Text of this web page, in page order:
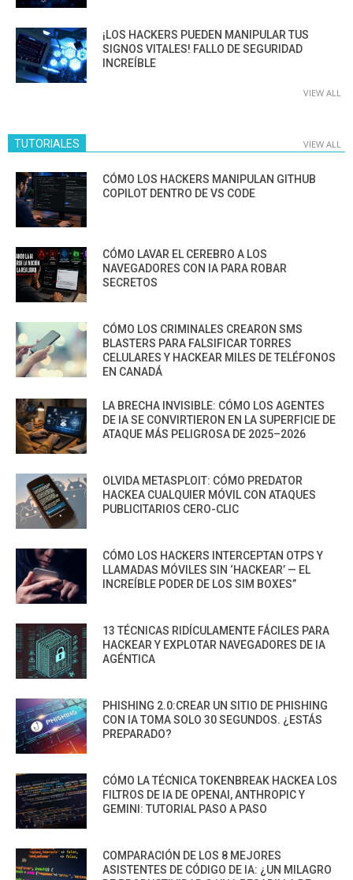
¡LOS HACKERS PUEDEN MANIPULAR TUS
SIGNOS VITALES! FALLO DE SEGURIDAD
INCREÍBLE
VIEW ALL
TUTORIALES VIEW ALL
CÓMO LOS HACKERS MANIPULAN GITHUB
COPILOT DENTRO DE VS CODE
CÓMO LAVAR EL CEREBRO A LOS
NAVEGADORES CON IA PARA ROBAR
SECRETOS
CÓMO LOS CRIMINALES CREARON SMS
BLASTERS PARA FALSIFICAR TORRES
CELULARES Y HACKEAR MILES DE TELÉFONOS
EN CANADÁ
LA BRECHA INVISIBLE: CÓMO LOS AGENTES
DE IA SE CONVIRTIERON EN LA SUPERFICIE DE
ATAQUE MÁS PELIGROSA DE 2025–2026
OLVIDA METASPLOIT: CÓMO PREDATOR
HACKEA CUALQUIER MÓVIL CON ATAQUES
PUBLICITARIOS CERO-CLIC
CÓMO LOS HACKERS INTERCEPTAN OTPS Y
LLAMADAS MÓVILES SIN ‘HACKEAR’ — EL
INCREÍBLE PODER DE LOS SIM BOXES”
13 TÉCNICAS RIDÍCULAMENTE FÁCILES PARA
HACKEAR Y EXPLOTAR NAVEGADORES DE IA
AGÉNTICA
PHISHING 2.0:CREAR UN SITIO DE PHISHING
CON IA TOMA SOLO 30 SEGUNDOS. ¿ESTÁS
PREPARADO?
CÓMO LA TÉCNICA TOKENBREAK HACKEA LOS
FILTROS DE IA DE OPENAI, ANTHROPIC Y
GEMINI: TUTORIAL PASO A PASO
COMPARACIÓN DE LOS 8 MEJORES
ASISTENTES DE CÓDIGO DE IA: ¿UN MILAGRO